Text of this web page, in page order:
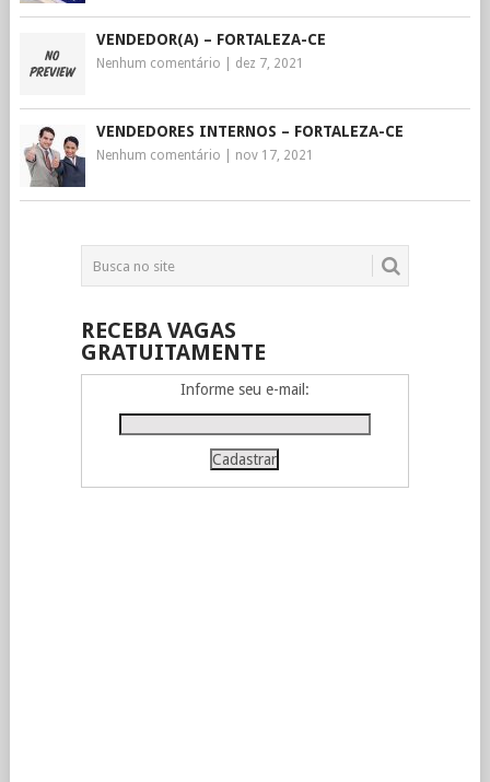
VENDEDOR(A) – FORTALEZA-CE
Nenhum comentário dez 7, 2021
VENDEDORES INTERNOS – FORTALEZA-CE
Nenhum comentário nov 17, 2021
RECEBA VAGAS
GRATUITAMENTE
Informe seu e-mail: